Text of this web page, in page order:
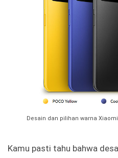
Desain dan pilihan warna
Kamu pasti tahu bahwa